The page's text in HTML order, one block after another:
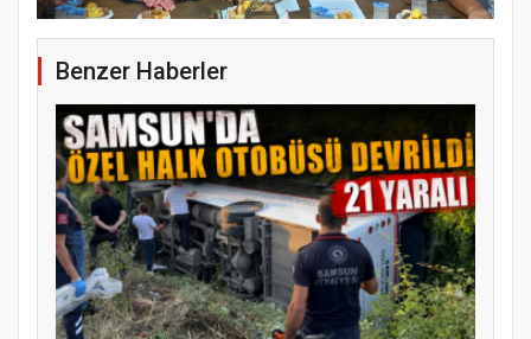
Benzer Haberler